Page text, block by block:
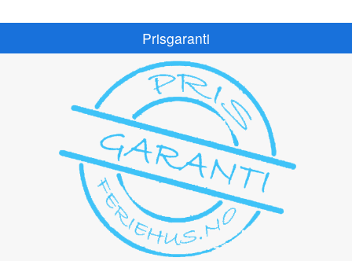
Prisgaranti